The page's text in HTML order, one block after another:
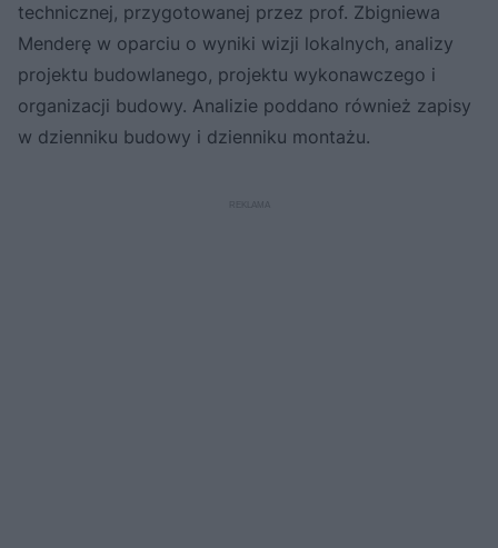
technicznej, przygotowanej przez prof. Zbigniewa
Menderę w oparciu o wyniki wizji lokalnych, analizy
projektu budowlanego, projektu wykonawczego i
organizacji budowy. Analizie poddano również zapisy
w dzienniku budowy i dzienniku montażu.